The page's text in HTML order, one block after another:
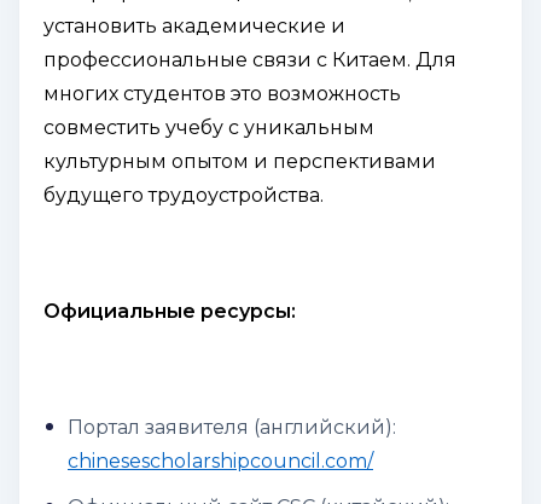
установить академические и
профессиональные связи с Китаем. Для
многих студентов это возможность
совместить учебу с уникальным
культурным опытом и перспективами
будущего трудоустройства.
Официальные ресурсы:
Портал заявителя (английский):
chinesescholarshipcouncil.com/